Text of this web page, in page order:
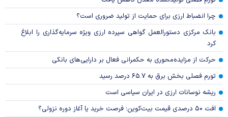
چرا انضباط ارزی برای حمایت از تولید ضروری است؟
بانک مرکزی دستورالعمل گواهی سپرده ارزی ویژه سرمایه‌گذاری را ابلاغ
کرد
حرکت از مزایده‌محوری به حکمرانی فعال بر دارایی‌های بانکی
تورم فصلی بخش برق به ۶۵.۷ درصد رسید
ریشه نوسانات ارزی در ایران سیاسی است
افت ۵۰ درصدی قیمت بیت‌کوین؛ فرصت خرید یا آغاز دوره نزولی؟